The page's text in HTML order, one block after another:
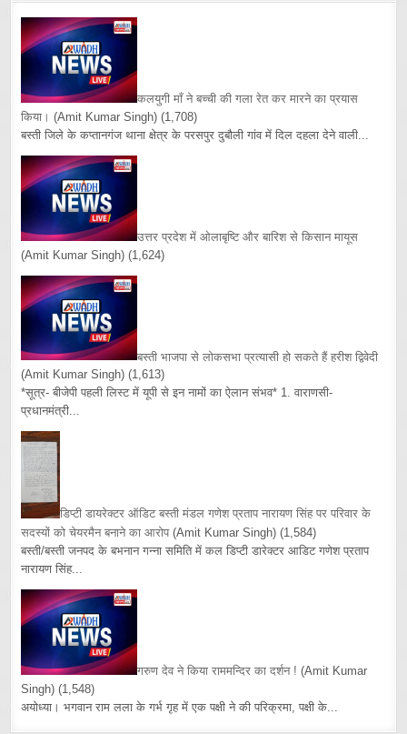
कलयुगी माँ ने बच्ची की गला रेत कर मारने का प्रयास
किया। (Amit Kumar Singh) (1,708)
बस्ती जिले के कप्तानगंज थाना क्षेत्र के परसपुर दुबौली गांव में दिल दहला देने वाली...
उत्तर प्रदेश में ओलाबृष्टि और बारिश से किसान मायूस
(Amit Kumar Singh) (1,624)
बस्ती भाजपा से लोकसभा प्रत्यासी हो सकते हैं हरीश द्विवेदी
(Amit Kumar Singh) (1,613)
*सूत्र- बीजेपी पहली लिस्ट में यूपी से इन नामों का ऐलान संभव* 1. वाराणसी-
प्रधानमंत्री...
डिप्टी डायरेक्टर ऑडिट बस्ती मंडल गणेश प्रताप नारायण सिंह पर परिवार के
सदस्यों को चेयरमैन बनाने का आरोप (Amit Kumar Singh) (1,584)
बस्ती/बस्ती जनपद के बभनान गन्ना समिति में कल डिप्टी डारेक्टर आडिट गणेश प्रताप
नारायण सिंह...
गरुण देव ने किया राममन्दिर का दर्शन ! (Amit Kumar
Singh) (1,548)
अयोध्या। भगवान राम लला के गर्भ गृह में एक पक्षी ने की परिक्रमा, पक्षी के...